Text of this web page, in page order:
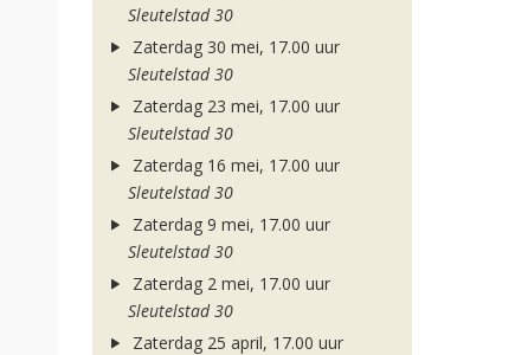
Sleutelstad 30
Zaterdag 30 mei, 17.00 uur
Sleutelstad 30
Zaterdag 23 mei, 17.00 uur
Sleutelstad 30
Zaterdag 16 mei, 17.00 uur
Sleutelstad 30
Zaterdag 9 mei, 17.00 uur
Sleutelstad 30
Zaterdag 2 mei, 17.00 uur
Sleutelstad 30
Zaterdag 25 april, 17.00 uur